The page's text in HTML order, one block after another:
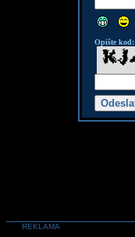
Opište kod:
REKLAMA